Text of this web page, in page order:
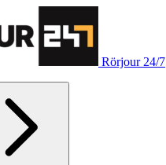
Rörjour 24/7